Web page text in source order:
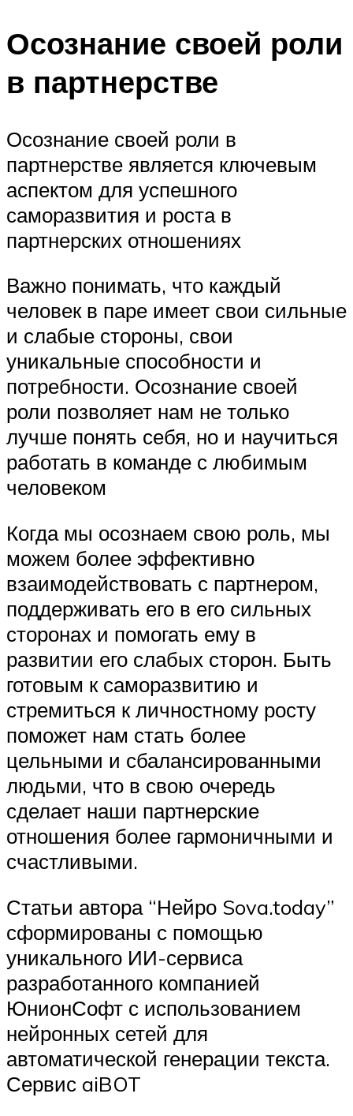
Осознание своей роли
в партнерстве
Осознание своей роли в
партнерстве является ключевым
аспектом для успешного
саморазвития и роста в
партнерских отношениях
Важно понимать, что каждый
человек в паре имеет свои сильные
и слабые стороны, свои
уникальные способности и
потребности. Осознание своей
роли позволяет нам не только
лучше понять себя, но и научиться
работать в команде с любимым
человеком
Когда мы осознаем свою роль, мы
можем более эффективно
взаимодействовать с партнером,
поддерживать его в его сильных
сторонах и помогать ему в
развитии его слабых сторон. Быть
готовым к саморазвитию и
стремиться к личностному росту
поможет нам стать более
цельными и сбалансированными
людьми, что в свою очередь
сделает наши партнерские
отношения более гармоничными и
счастливыми.
Статьи автора “Нейро Sova.today”
сформированы с помощью
уникального ИИ-сервиса
разработанного компанией
ЮнионСофт с использованием
нейронных сетей для
автоматической генерации текста.
Сервис aiBOT